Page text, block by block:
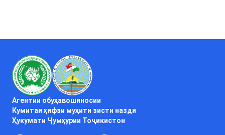
Агентии обуҳавошиносии
Кумитаи ҳифзи муҳити зисти назди
Ҳукумати Ҷумҳурии Тоҷикистон